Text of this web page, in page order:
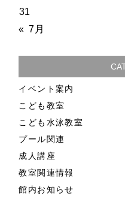
31
« 7月
イベント案内
こども教室
こども水泳教室
プール関連
成人講座
教室関連情報
館内お知らせ